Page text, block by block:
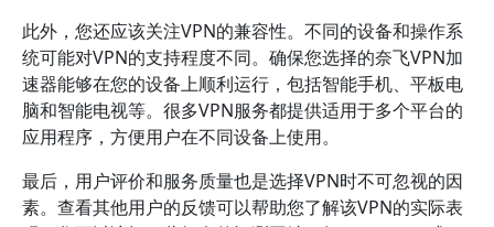
此外，您还应该关注VPN的兼容性。不同的设备和操作系
统可能对VPN的支持程度不同。确保您选择的奈飞VPN加
速器能够在您的设备上顺利运行，包括智能手机、平板电
脑和智能电视等。很多VPN服务都提供适用于多个平台的
应用程序，方便用户在不同设备上使用。
最后，用户评价和服务质量也是选择VPN时不可忽视的因
素。查看其他用户的反馈可以帮助您了解该VPN的实际表